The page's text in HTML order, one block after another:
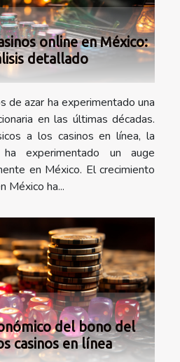
online en México:
detallado
de azar ha experimentado una
en las últimas décadas.
a los casinos en línea, la
experimentado un auge
en México. El crecimiento
México ha...
del bono del
casinos en línea